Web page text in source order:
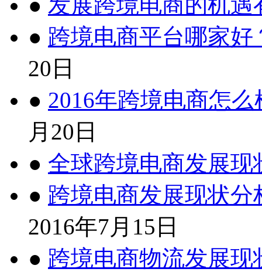
● 发展跨境电商的机遇
● 跨境电商平台哪家
20日
● 2016年跨境电商怎
月20日
● 全球跨境电商发展现
● 跨境电商发展现状
2016年7月15日
● 跨境电商物流发展